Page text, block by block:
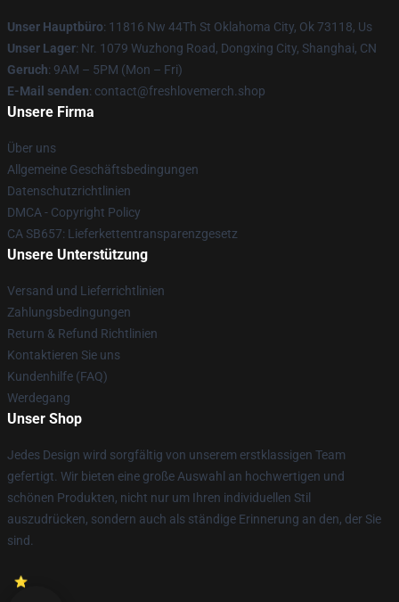
Unser Hauptbüro: 11816 Nw 44Th St Oklahoma City, Ok 73118, Us
Unser Lager: Nr. 1079 Wuzhong Road, Dongxing City, Shanghai, CN
Geruch: 9AM – 5PM (Mon – Fri)
E-Mail senden: contact@freshlovemerch.shop
Unsere Firma
Über uns
Allgemeine Geschäftsbedingungen
Datenschutzrichtlinien
DMCA - Copyright Policy
CA SB657: Lieferkettentransparenzgesetz
Unsere Unterstützung
Versand und Lieferrichtlinien
Zahlungsbedingungen
Return & Refund Richtlinien
Kontaktieren Sie uns
Kundenhilfe (FAQ)
Werdegang
Unser Shop
Jedes Design wird sorgfältig von unserem erstklassigen Team
gefertigt. Wir bieten eine große Auswahl an hochwertigen und
schönen Produkten, nicht nur um Ihren individuellen Stil
auszudrücken, sondern auch als ständige Erinnerung an den, der Sie
sind.